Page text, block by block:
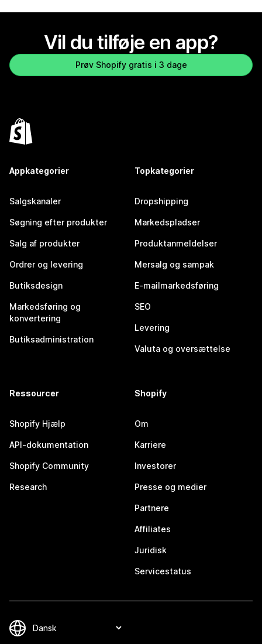
Vil du tilføje en app?
Prøv Shopify gratis i 3 dage
Appkategorier
Salgskanaler
Søgning efter produkter
Salg af produkter
Ordrer og levering
Butiksdesign
Markedsføring og
konvertering
Butiksadministration
Topkategorier
Dropshipping
Markedspladser
Produktanmeldelser
Mersalg og sampak
E-mailmarkedsføring
SEO
Levering
Valuta og oversættelse
Ressourcer
Shopify Hjælp
API-dokumentation
Shopify Community
Research
Shopify
Om
Karriere
Investorer
Presse og medier
Partnere
Affiliates
Juridisk
Servicestatus